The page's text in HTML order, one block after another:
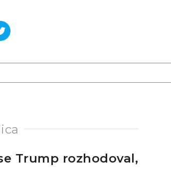
Trump rozhodoval,